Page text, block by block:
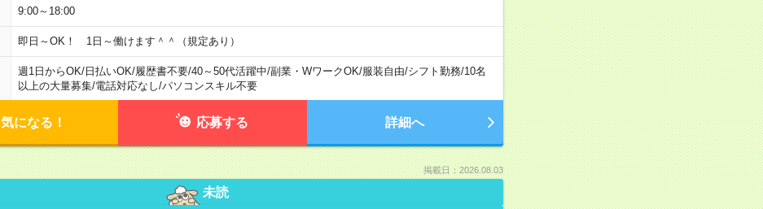
9:00～18:00
即日～OK！ 1日～働けます＾＾（規定あり）
週1日からOK/日払いOK/履歴書不要/40～50代活躍中/副業・WワークOK/服装自由/シフト勤務/10名
以上の大量募集/電話対応なし/パソコンスキル不要
気になる！ 応募する 詳細へ
掲載日：2026.08.03
未読